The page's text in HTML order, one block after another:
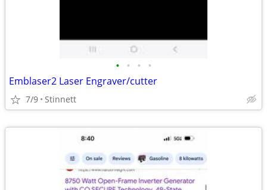
• • • •
Emblaser2 Laser Engraver/cutter
7/9 Stinnett